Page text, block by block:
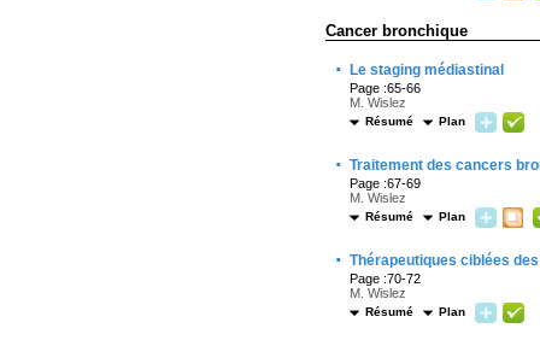
Cancer bronchique
· Le staging médiastinal
Page :65-66
M. Wislez
Résumé Plan
· Traitement des cancers
Page :67-69
M. Wislez
Résumé Plan
· Thérapeutiques ciblées
Page :70-72
M. Wislez
Résumé Plan